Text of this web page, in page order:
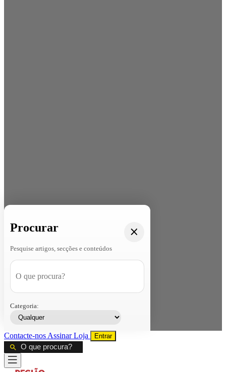
Procurar
Pesquise artigos, secções e conteúdos
Categoria:
Contacte-nos AssinarLoja Entrar